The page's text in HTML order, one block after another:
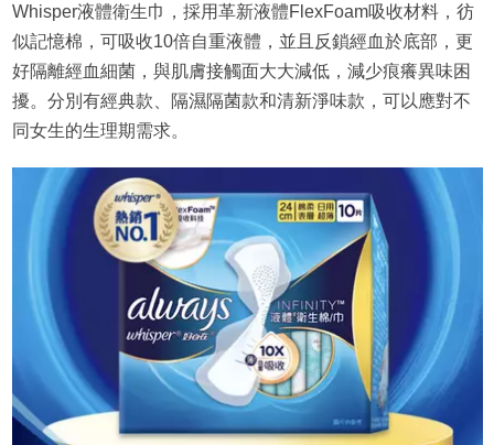
Whisper液體衛生巾，採用革新液體FlexFoam吸收材料，彷
似記憶棉，可吸收10倍自重液體，並且反鎖經血於底部，更
好隔離經血細菌，與肌膚接觸面大大減低，減少痕癢異味困
擾。分別有經典款、隔濕隔菌款和清新淨味款，可以應對不
同女生的生理期需求。